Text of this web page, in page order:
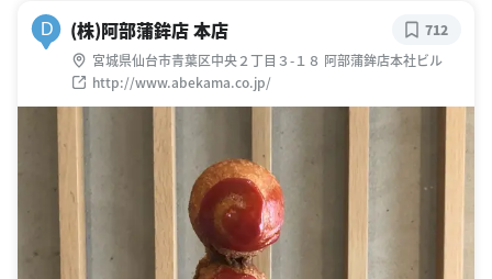
D (株)阿部蒲鉾店 本店
宮城県仙台市青葉区中央２丁目３-１８ 阿部蒲鉾店本社ビル
http://www.abekama.co.jp/
712